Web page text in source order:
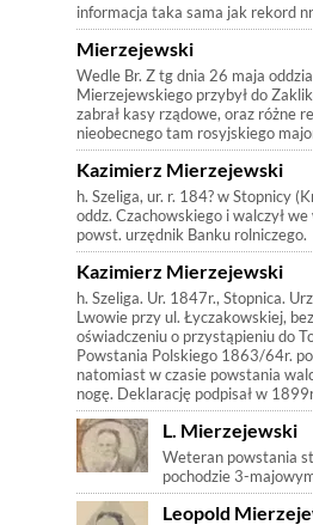
informacja taka sama jak rekord
Mierzejewski
Wedle Br. Z tg dnia 26 maja
Mierzejewskiego przybył do
zabrał kasy rządowe, oraz różne
nieobecnego tam rosyjskiego
Kazimierz Mierzejewski
h. Szeliga, ur. r. 184? w Stopnicy
oddz. Czachowskiego i walczył
powst. urzędnik Banku rolniczego.
Kazimierz Mierzejewski
h. Szeliga. Ur. 1847r., Stopnica.
Lwowie przy ul. Łyczakowskiej,
oświadczeniu o przystąpieniu do
Powstania Polskiego 1863/64r.
natomiast w czasie powstania
nogę. Deklarację podpisał w
L. Mierzejewski
Weteran powstania
pochodzie 3-
Leopold